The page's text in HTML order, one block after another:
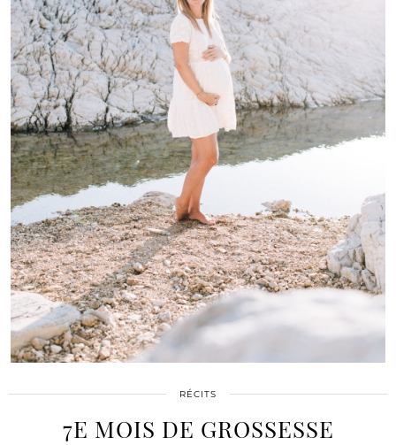
RÉCITS
7E MOIS DE GROSSESSE